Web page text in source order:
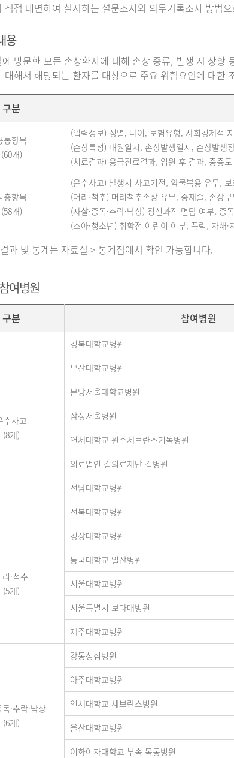
직접 대면하여 실시하는 설문조사와 의무기록조사 방법
용
방문한 모든 손상환자에 대해 손상 종류, 발생 시 상황
대해서 해당되는 환자를 대상으로 주요 위험요인에 대한
구분
통항목
(60개)
(입력정보) 성별, 나이, 보험유형, 사회경제적
(손상특성) 내원일시, 손상발생일시, 손상발생
(치료결과) 응급진료결과, 입원 후 결과, 중증도
층항목
(58개)
(운수사고) 발생시 사고기전, 약물복용 유무,
(머리·척추) 머리척추손상 유무, 중재술, 손상
(자살·중독·추락·낙상) 정신과적 면담 여부,
(소아·청소년) 취학전 어린이 여부, 폭력, 자해·
과 및 통계는 자료실 > 통계집에서 확인 가능합니다.
여병원
구분 참여병원
수사고
(8개)
경북대학교병원
부산대학교병원
분당서울대학교병원
삼성서울병원
연세대학교 원주세브란스기독병원
의료법인 길의료재단 길병원
전남대학교병원
전북대학교병원
·척추
(5개)
경상대학교병원
동국대학교 일산병원
서울대학교병원
서울특별시 보라매병원
제주대학교병원
·추락·낙상
(6개)
강동성심병원
아주대학교병원
연세대학교 세브란스병원
울산대학교병원
이화여자대학교 부속 목동병원